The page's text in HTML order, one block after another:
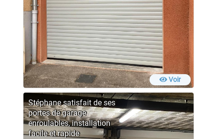
Voir
Stéphane satisfait de ses
portes de garage
enroulables, installation
facile et rapide